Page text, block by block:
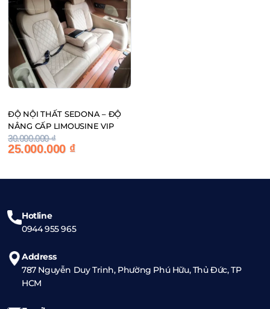
ĐỘ NỘI THẤT SEDONA – ĐỘ
NÂNG CẤP LIMOUSINE VIP
30.000.000₫
Giá
gốc
30.000.000 ₫.
25.000.000 ₫
Giá
hiện
là:
Hotline
0944 955 965
Address
787 Nguyễn Duy Trinh, Phường Phú Hữu, Thủ Đức, TP
HCM